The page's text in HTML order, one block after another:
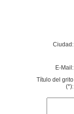
Ciudad:
E-Mail:
Título del grito
(*):